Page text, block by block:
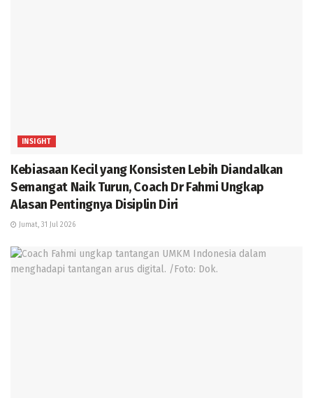
INSIGHT
Kebiasaan Kecil yang Konsisten Lebih Diandalkan
Semangat Naik Turun, Coach Dr Fahmi Ungkap
Alasan Pentingnya Disiplin Diri
Jumat, 31 Jul 2026